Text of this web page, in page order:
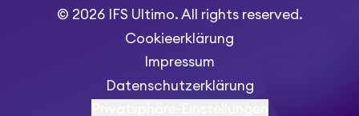
© 2026 IFS Ultimo. All rights reserved.
Cookieerklärung
Impressum
Datenschutzerklärung